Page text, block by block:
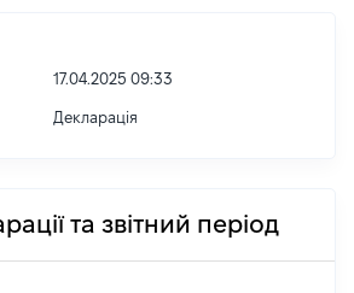
17.04.2025 09:33
Декларація
та звітний період